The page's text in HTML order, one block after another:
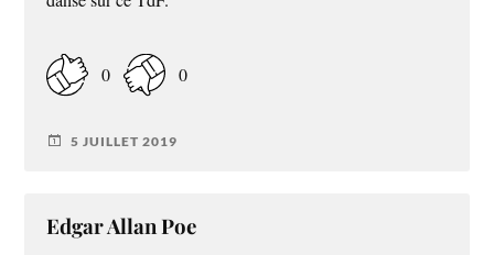
0 0
5 JUILLET 2019
Edgar Allan Poe